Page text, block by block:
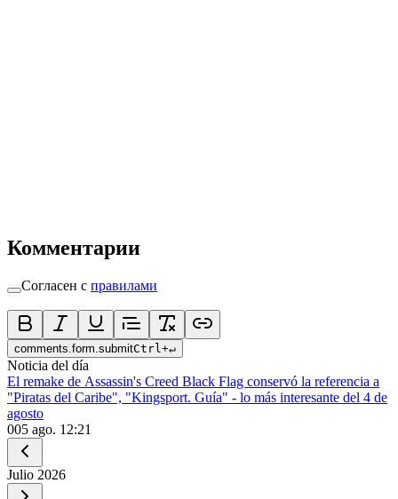
Комментарии
Согласен с правилами
comments.form.submitCtrl +↵
Noticia del día
El remake de Assassin's Creed Black Flag conservó la referencia a
"Piratas del Caribe", "Kingsport. Guía" - lo más interesante del 4 de
agosto
005 ago. 12:21
Julio 2026